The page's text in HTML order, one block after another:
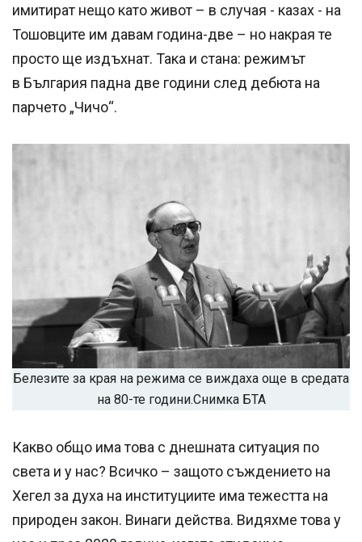
имитират нещо като живот – в случая - казах - на
Тошовците им давам година-две – но накрая те
просто ще издъхнат. Така и стана: режимът
в България падна две години след дебюта на
парчето „Чичо“.
Белезите за края на режима се виждаха още в средата
на 80-те години.Снимка БТА
Какво общо има това с днешната ситуация по
света и у нас? Всичко – защото съждението на
Хегел за духа на институциите има тежестта на
природен закон. Винаги действа. Видяхме това у